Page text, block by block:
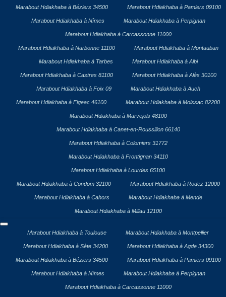
Marabout Hdiakhaba à Béziers 34500 Marabout Hdiakhaba à Pamiers 09100
Marabout Hdiakhaba à Nîmes Marabout Hdiakhaba à Perpignan
Marabout Hdiakhaba à Carcassonne 11000
Marabout Hdiakhaba à Narbonne 11100 Marabout Hdiakhaba à Montauban
Marabout Hdiakhaba à Tarbes Marabout Hdiakhaba à Albi
Marabout Hdiakhaba à Castres 81100 Marabout Hdiakhaba à Alès 30100
Marabout Hdiakhaba à Foix 09 Marabout Hdiakhaba à Auch
Marabout Hdiakhaba à Figeac 46100 Marabout Hdiakhaba à Moissac 82200
Marabout Hdiakhaba à Marvejols 48100
Marabout Hdiakhaba à Canet-en-Roussillon 66140
Marabout Hdiakhaba à Colomiers 31772
Marabout Hdiakhaba à Frontignan 34110
Marabout Hdiakhaba à Lourdes 65100
Marabout Hdiakhaba à Condom 32100 Marabout Hdiakhaba à Rodez 12000
Marabout Hdiakhaba à Cahors Marabout Hdiakhaba à Mende
Marabout Hdiakhaba à Millau 12100
Marabout Hdiakhaba à Toulouse Marabout Hdiakhaba à Montpellier
Marabout Hdiakhaba à Sète 34200 Marabout Hdiakhaba à Agde 34300
Marabout Hdiakhaba à Béziers 34500 Marabout Hdiakhaba à Pamiers 09100
Marabout Hdiakhaba à Nîmes Marabout Hdiakhaba à Perpignan
Marabout Hdiakhaba à Carcassonne 11000